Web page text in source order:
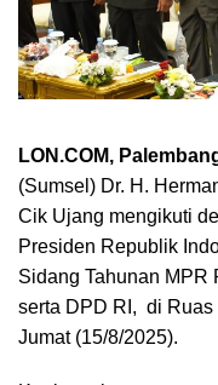
LON.COM,
(Sumsel) Dr. H.
Cik Ujang mengikuti
Presiden Republik
Sidang Tahunan MPR
serta DPD RI, di Ruas
Jumat (15/8/2025).